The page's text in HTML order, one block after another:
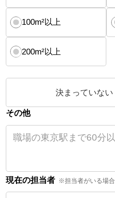
100m²以上
200m²以上
決まっていない
その他
現在の担当者 ※担当者がいる場合